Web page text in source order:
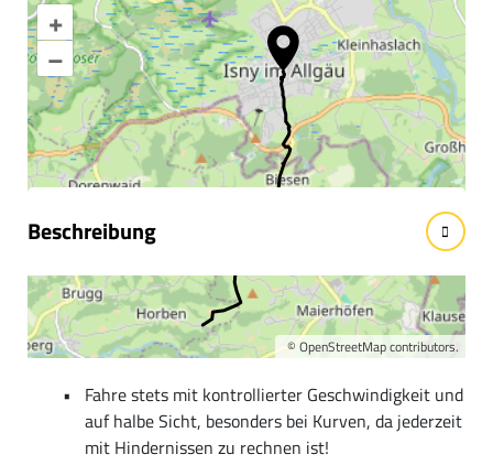
+
–
© OpenStreetMapcontributors.
Karte vergrößern
Informationen &
Wissenswertes
Beschreibung
Sicherheitshinweise:
Fahre stets mit kontrollierter Geschwindigkeit und
auf halbe Sicht, besonders bei Kurven, da jederzeit
mit Hindernissen zu rechnen ist!